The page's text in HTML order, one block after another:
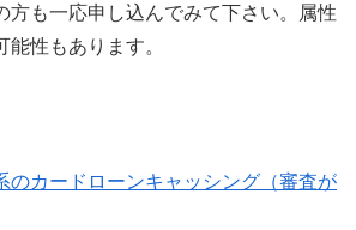
方も一応申し込んでみて下さい。属性
性もあります。
のカードローンキャッシング（審査が